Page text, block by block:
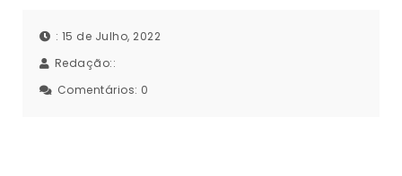
: 15 de Julho, 2022
Redação::
Comentários: 0